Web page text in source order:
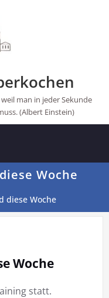
man in jeder Sekunde
(Albert Einstein)
Woche
diese Woche
Woche
statt.